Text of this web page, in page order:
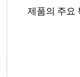
제품의 주요